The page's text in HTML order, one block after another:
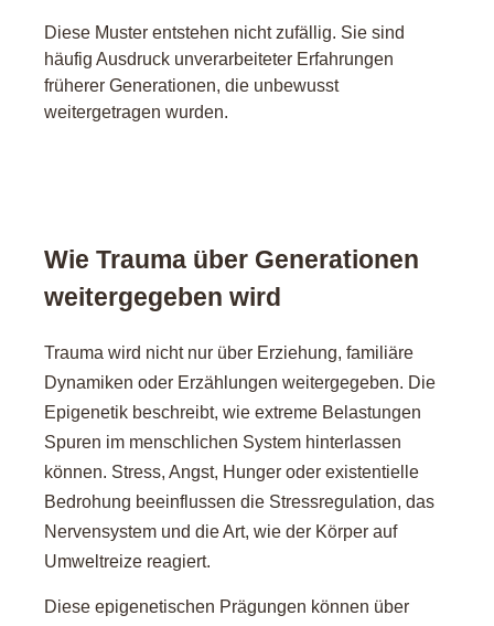
Diese Muster entstehen nicht zufällig. Sie sind
häufig Ausdruck unverarbeiteter Erfahrungen
früherer Generationen, die unbewusst
weitergetragen wurden.
Wie Trauma über Generationen
weitergegeben wird
Trauma wird nicht nur über Erziehung, familiäre
Dynamiken oder Erzählungen weitergegeben. Die
Epigenetik beschreibt, wie extreme Belastungen
Spuren im menschlichen System hinterlassen
können. Stress, Angst, Hunger oder existentielle
Bedrohung beeinflussen die Stressregulation, das
Nervensystem und die Art, wie der Körper auf
Umweltreize reagiert.
Diese epigenetischen Prägungen können über